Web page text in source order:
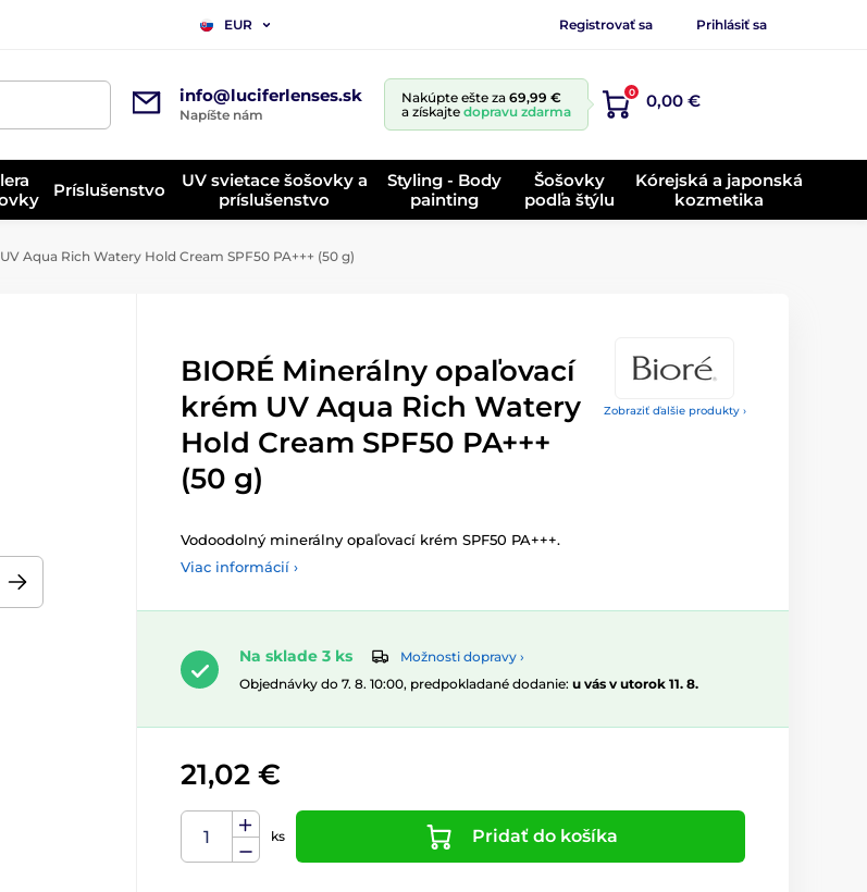
EUR Registrovať sa Prihlásiť sa
info@luciferlenses.sk
Napíšte nám
Nakúpte ešte za 69,99 €
a získajte dopravu zdarma
0 0,00 €
Príslušenstvo
UV svietace šošovky a
príslušenstvo
Styling - Body
painting
Šošovky
podľa štýlu
Kórejská a japonská
kozmetika
Aqua Rich Watery Hold Cream SPF50 PA+++ (50 g)
Zobraziť ďalšie produkty ›
BIORÉ Minerálny opaľovací
krém UV Aqua Rich Watery
Hold Cream SPF50 PA+++
(50 g)
Vodoodolný minerálny opaľovací krém SPF50 PA+++.
Viac informácií ›
Na sklade 3 ks
Možnosti dopravy ›
Objednávky do 7. 8. 10:00, predpokladané dodanie: u vás v utorok 11. 8.
21,02 €
ks Pridať do košíka